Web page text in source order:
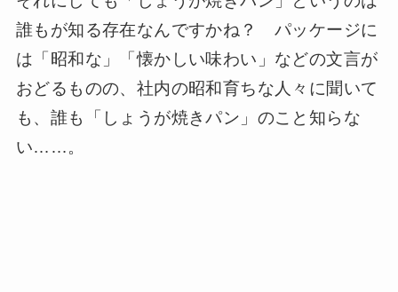
誰もが知る存在なんですかね？ パッケージに
は「昭和な」「懐かしい味わい」などの文言が
おどるものの、社内の昭和育ちな人々に聞いて
も、誰も「しょうが焼きパン」のこと知らな
い……。